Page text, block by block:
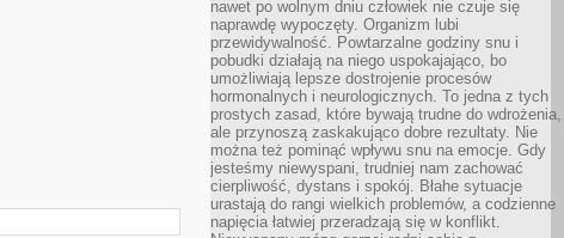
nawet po wolnym dniu człowiek nie czuje się
naprawdę wypoczęty. Organizm lubi
przewidywalność. Powtarzalne godziny snu i
pobudki działają na niego uspokajająco, bo
umożliwiają lepsze dostrojenie procesów
hormonalnych i neurologicznych. To jedna z tych
prostych zasad, które bywają trudne do wdrożenia,
ale przynoszą zaskakująco dobre rezultaty. Nie
można też pominąć wpływu snu na emocje. Gdy
jesteśmy niewyspani, trudniej nam zachować
cierpliwość, dystans i spokój. Błahe sytuacje
urastają do rangi wielkich problemów, a codzienne
napięcia łatwiej przeradzają się w konflikt.